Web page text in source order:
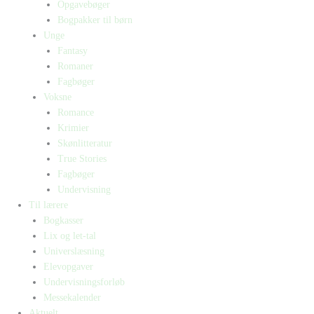
Opgavebøger
Bogpakker til børn
Unge
Fantasy
Romaner
Fagbøger
Voksne
Romance
Krimier
Skønlitteratur
True Stories
Fagbøger
Undervisning
Til lærere
Bogkasser
Lix og let-tal
Universlæsning
Elevopgaver
Undervisningsforløb
Messekalender